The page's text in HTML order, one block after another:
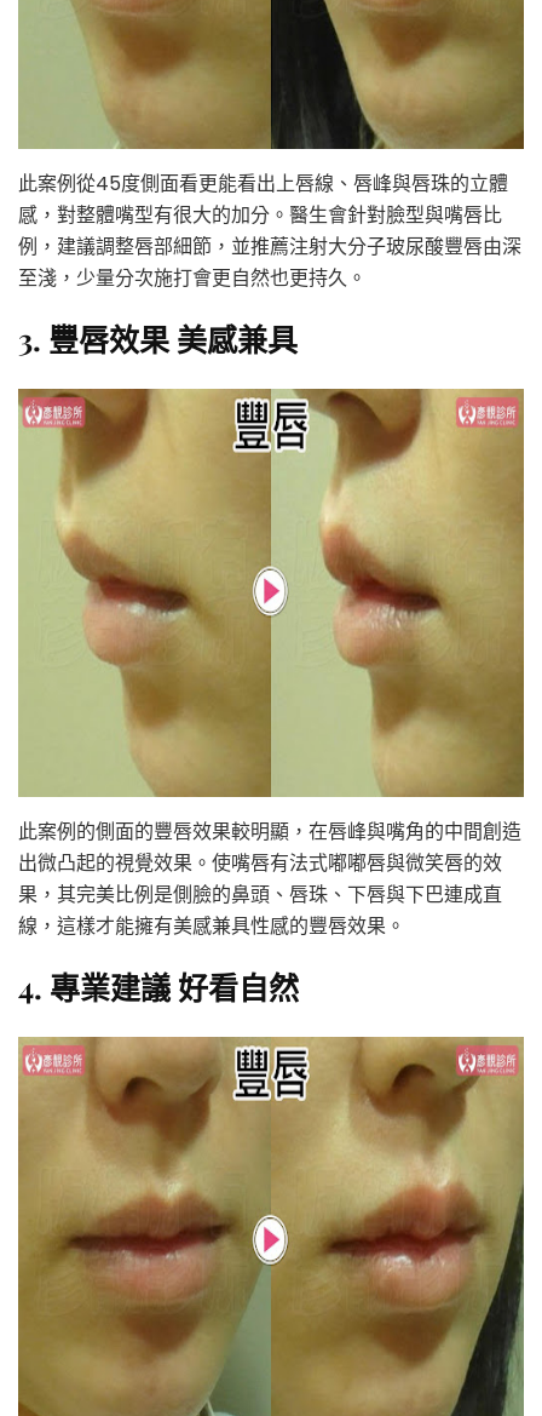
此案例從45度側面看更能看出上唇線、唇峰與唇珠的立體
感，對整體嘴型有很大的加分。醫生會針對臉型與嘴唇比
例，建議調整唇部細節，並推薦注射大分子玻尿酸豐唇由深
至淺，少量分次施打會更自然也更持久。
3. 豐唇效果 美感兼具
此案例的側面的豐唇效果較明顯，在唇峰與嘴角的中間創造
出微凸起的視覺效果。使嘴唇有法式嘟嘟唇與微笑唇的效
果，其完美比例是側臉的鼻頭、唇珠、下唇與下巴連成直
線，這樣才能擁有美感兼具性感的豐唇效果。
4. 專業建議 好看自然